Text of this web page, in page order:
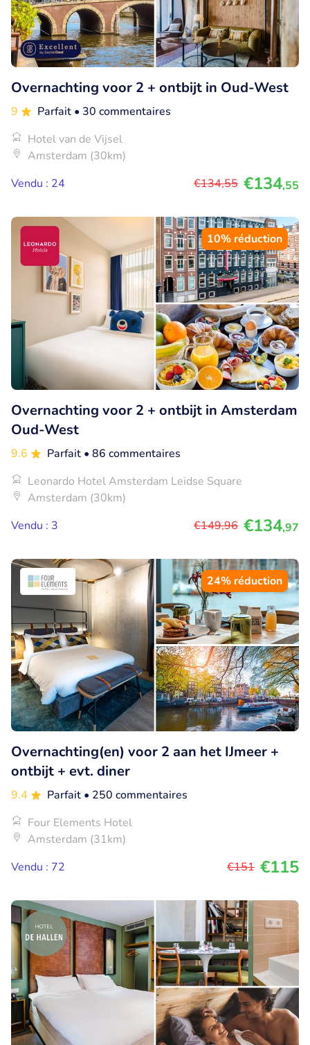
Overnachting voor 2 + ontbijt in Oud-West
9 Parfait • 30 commentaires
Hotel van de Vijsel
Amsterdam (30km)
Vendu : 24
€134,55 €134,55
10% réduction
Overnachting voor 2 + ontbijt in Amsterdam
Oud-West
9.6 Parfait • 86 commentaires
Leonardo Hotel Amsterdam Leidse Square
Amsterdam (30km)
Vendu : 3
€149,96 €134,97
24% réduction
Overnachting(en) voor 2 aan het IJmeer +
ontbijt + evt. diner
9.4 Parfait • 250 commentaires
Four Elements Hotel
Amsterdam (31km)
Vendu : 72
€151 €115